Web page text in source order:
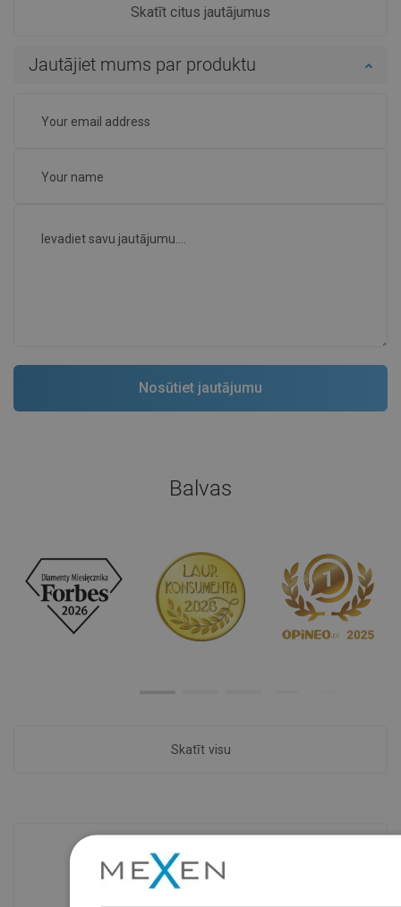
Skatīt citus jautājumus
Jautājiet mums par produktu
Balvas
Skatīt visu
Preču pieejamība